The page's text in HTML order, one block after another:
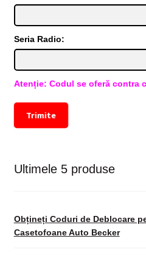
Seria Radio:
Atenție: Codul se oferă contra
Trimite
Ultimele 5 produse
Obțineți Coduri de Deblocare
Casetofoane Auto Becker